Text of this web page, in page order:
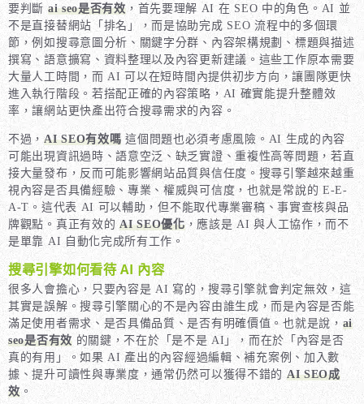
要判斷 ai seo是否有效，首先要理解 AI 在 SEO 中的角色。AI 並
不是直接替網站「排名」，而是協助完成 SEO 流程中的多個環
節，例如搜尋意圖分析、關鍵字分群、內容架構規劃、標題與描述
撰寫、語意擴寫、資料整理以及內容更新建議。這些工作原本需要
大量人工時間，而 AI 可以在短時間內提供初步方向，讓團隊更快
進入執行階段。若搭配正確的內容策略，AI 確實能提升整體效
率，讓網站更快產出符合搜尋需求的內容。
不過，AI SEO有效嗎 這個問題也必須考慮風險。AI 生成的內容
可能出現資訊過時、語意空泛、缺乏實證、重複性高等問題，若直
接大量發布，反而可能影響網站品質與信任度。搜尋引擎越來越重
視內容是否具備經驗、專業、權威與可信度，也就是常說的 E-E-
A-T。這代表 AI 可以輔助，但不能取代專業審稿、事實查核與品
牌觀點。真正有效的 AI SEO優化，應該是 AI 與人工協作，而不
是單靠 AI 自動化完成所有工作。
搜尋引擎如何看待 AI 內容
很多人會擔心，只要內容是 AI 寫的，搜尋引擎就會判定無效，這
其實是誤解。搜尋引擎關心的不是內容由誰生成，而是內容是否能
滿足使用者需求、是否具備品質、是否有明確價值。也就是說， ai
seo是否有效的關鍵，不在於「是不是 AI」，而在於「內容是否
真的有用」。如果 AI 產出的內容經過編輯、補充案例、加入數
據、提升可讀性與專業度，通常仍然可以獲得不錯的 AI SEO成
效。